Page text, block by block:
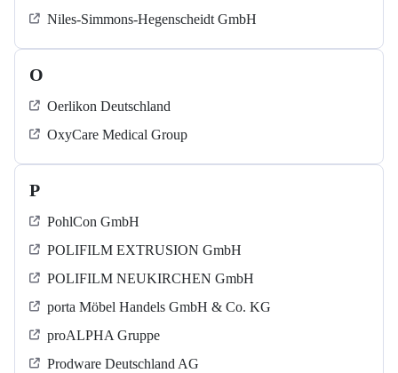
Niles-Simmons-Hegenscheidt GmbH
O
Oerlikon Deutschland
OxyCare Medical Group
P
PohlCon GmbH
POLIFILM EXTRUSION GmbH
POLIFILM NEUKIRCHEN GmbH
porta Möbel Handels GmbH & Co. KG
proALPHA Gruppe
Prodware Deutschland AG